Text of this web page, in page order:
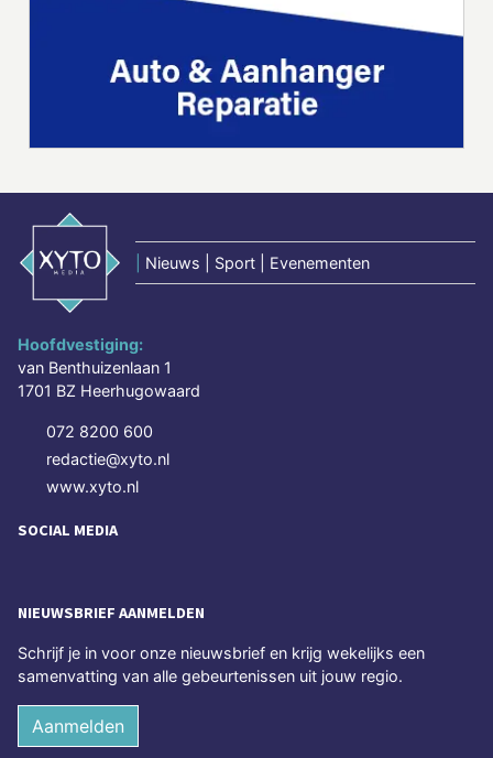
Nieuws | Sport | Evenementen
Hoofdvestiging:
van Benthuizenlaan 1
1701 BZ Heerhugowaard
072 8200 600
redactie@xyto.nl
www.xyto.nl
SOCIAL MEDIA
NIEUWSBRIEF AANMELDEN
Schrijf je in voor onze nieuwsbrief en krijg wekelijks een
samenvatting van alle gebeurtenissen uit jouw regio.
Aanmelden